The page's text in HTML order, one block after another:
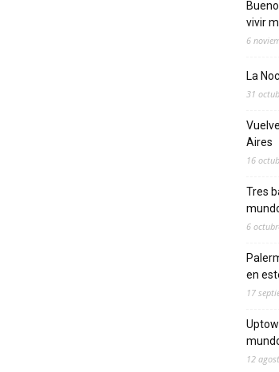
vivir
6
La
31
Aires
16
Tres
6
en
17
12